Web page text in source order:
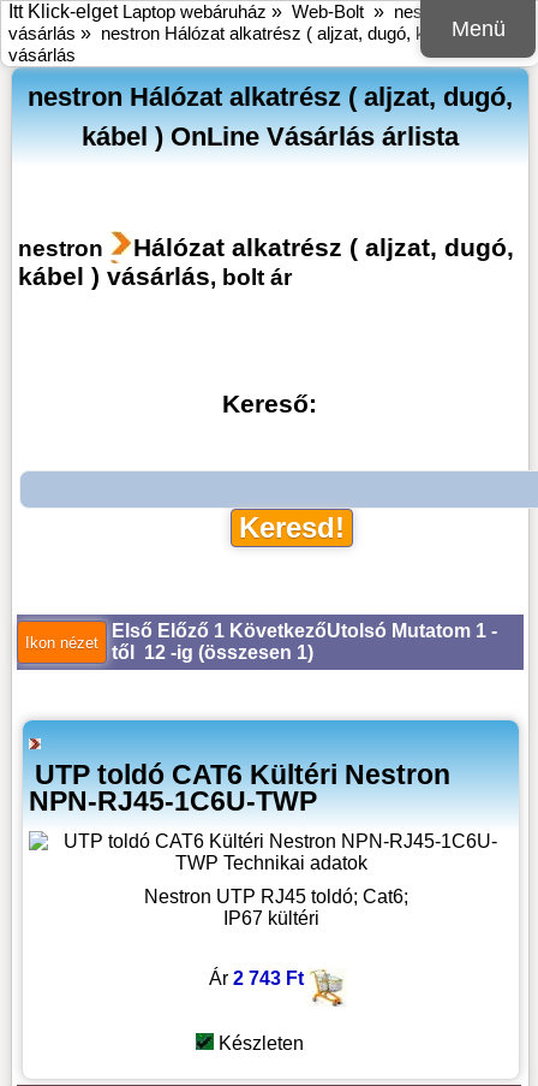
Menü
Itt Klick-elget Laptop webáruház » Web-Bolt » nestron online bolt
vásárlás » nestron Hálózat alkatrész ( aljzat, dugó, kábel )
vásárlás
nestron Hálózat alkatrész ( aljzat, dugó,
kábel ) OnLine Vásárlás árlista
nestron
Hálózat alkatrész ( aljzat, dugó,
kábel ) vásárlás, bolt ár
Kereső:
Első Előző 1 KövetkezőUtolsó Mutatom 1 -
től 12 -ig (összesen 1)
UTP toldó CAT6 Kültéri Nestron
NPN-RJ45-1C6U-TWP
Nestron UTP RJ45 toldó; Cat6;
IP67 kültéri
Ár 2 743 Ft
Készleten